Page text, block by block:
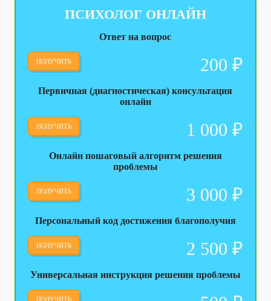
ПСИХОЛОГ ОНЛАЙН
Ответ на вопрос
ПОЛУЧИТЬ 200₽
Первичная (диагностическая) консультация
онлайн
ПОЛУЧИТЬ 1 000₽
Онлайн пошаговый алгоритм решения
проблемы
ПОЛУЧИТЬ 3 000₽
Персональный код достижения благополучия
ПОЛУЧИТЬ 2 500₽
Универсальная инструкция решения проблемы
ПОЛУЧИТЬ